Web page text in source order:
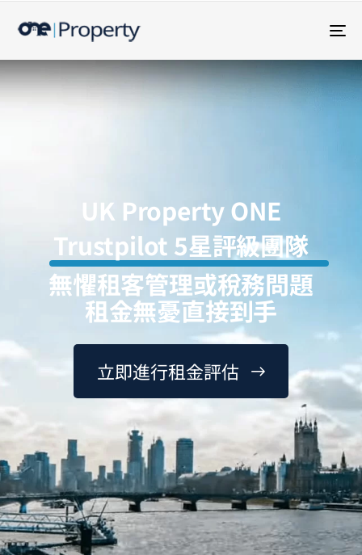
UK Property ONE
Trustpilot 5星評級團隊
無懼租客管理或稅務問題
租金無憂直接到手
立即進行租金評估